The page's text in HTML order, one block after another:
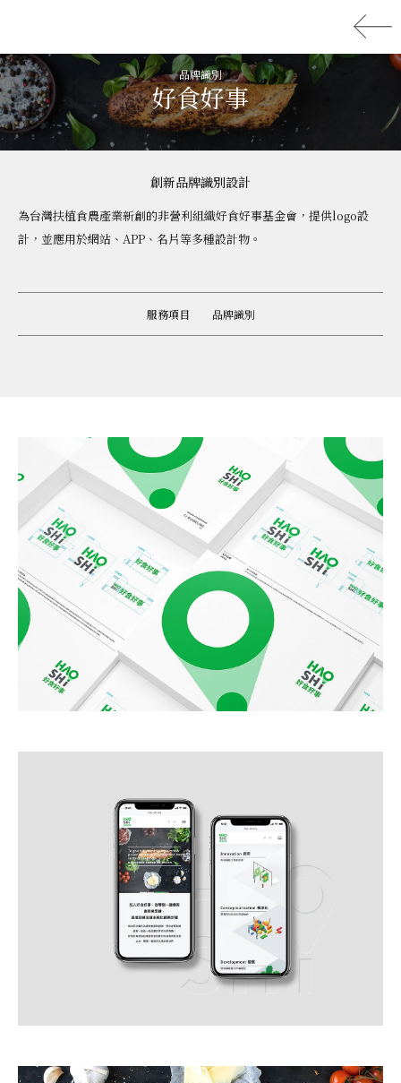
品牌識別
好食好事
創新品牌識別設計
為台灣扶植食農產業新創的非營利組織好食好事基金會，提供logo設
計，並應用於網站、APP、名片等多種設計物。
服務項目 品牌識別